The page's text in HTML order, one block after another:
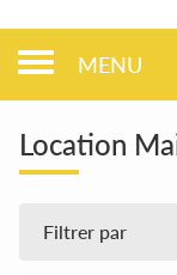
MENU
Location